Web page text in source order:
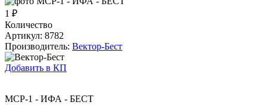
1 ₽
Количество
Артикул: 8782
Производитель: Вектор-Бест
Добавить в КП
МСР-1 - ИФА - БЕСТ